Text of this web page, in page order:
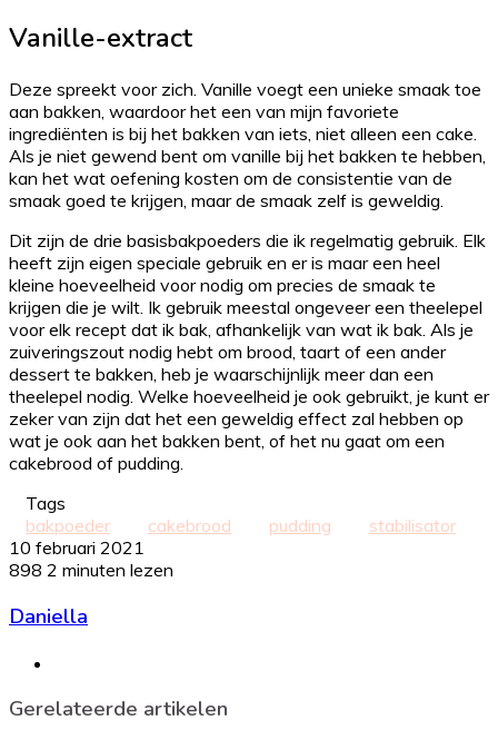
Vanille-extract
Deze spreekt voor zich. Vanille voegt een unieke smaak toe
aan bakken, waardoor het een van mijn favoriete
ingrediënten is bij het bakken van iets, niet alleen een cake.
Als je niet gewend bent om vanille bij het bakken te hebben,
kan het wat oefening kosten om de consistentie van de
smaak goed te krijgen, maar de smaak zelf is geweldig.
Dit zijn de drie basisbakpoeders die ik regelmatig gebruik. Elk
heeft zijn eigen speciale gebruik en er is maar een heel
kleine hoeveelheid voor nodig om precies de smaak te
krijgen die je wilt. Ik gebruik meestal ongeveer een theelepel
voor elk recept dat ik bak, afhankelijk van wat ik bak. Als je
zuiveringszout nodig hebt om brood, taart of een ander
dessert te bakken, heb je waarschijnlijk meer dan een
theelepel nodig. Welke hoeveelheid je ook gebruikt, je kunt er
zeker van zijn dat het een geweldig effect zal hebben op
wat je ook aan het bakken bent, of het nu gaat om een
cakebrood of pudding.
Tags
bakpoeder
cakebrood pudding
stabilisator
10 februari 2021
898 2 minuten lezen
Daniella
Gerelateerde artikelen